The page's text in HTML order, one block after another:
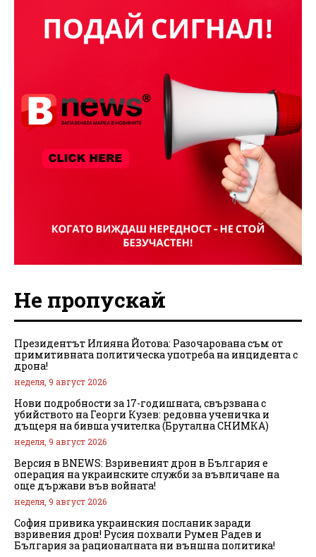
Не пропускай
Президентът Илияна Йотова: Разочарована съм от
примитивната политическа употреба на инцидента с
дрона!
неделя, 9 август 2026
Нови подробности за 17-годишната, свързвана с
убийството на Георги Кузев: редовна ученичка и
дъщеря на бивша учителка (Брутална СНИМКА)
неделя, 9 август 2026
Версия в BNEWS: Взривеният дрон в България е
операция на украинските служби за въвличане на
още държави във войната!
неделя, 9 август 2026
София привика украинския посланик заради
взривения дрон! Русия похвали Румен Радев и
България за рационалната ни външна политика!